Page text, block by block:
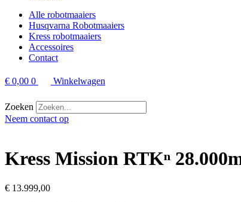
Alle robotmaaiers
Husqvarna Robotmaaiers
Kress robotmaaiers
Accessoires
Contact
€ 0,00 0 Winkelwagen
Zoeken
Neem contact op
Kress Mission RTKⁿ
€ 13.999,00